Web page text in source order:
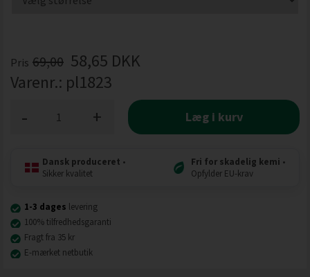
Pris 69,00 58,65 DKK
Varenr.: pl1823
+
- Læg i kurv
Dansk produceret •
Sikker kvalitet
Fri for skadelig kemi •
Opfylder EU-krav
1-3 dages levering
100% tilfredhedsgaranti
Fragt fra 35 kr
E-mærket netbutik